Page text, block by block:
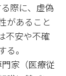
際に、虚偽
があること
不安や不確
。
家（医療従